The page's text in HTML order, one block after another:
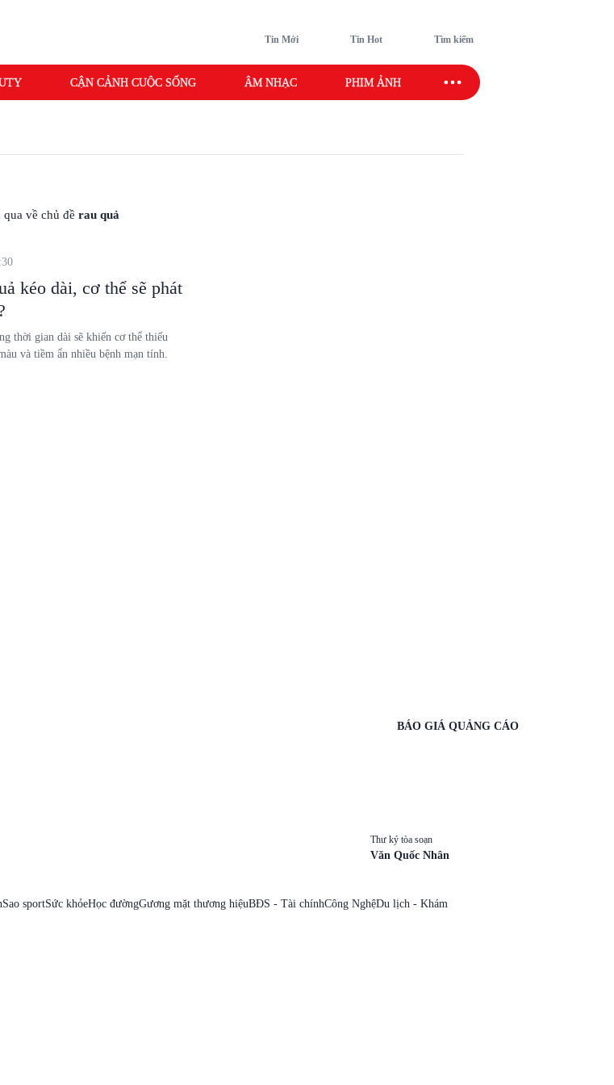
Tin Mới Tin Hot Tìm kiếm
CẬN CẢNH CUỘC SỐNG ÂM NHẠC PHIM ẢNH SAO SPORT
về chủ đề rau quả
kéo dài, cơ thể sẽ phát
thời gian dài sẽ khiến cơ thể thiếu
và tiềm ẩn nhiều bệnh mạn tính.
BÁO GIÁ QUẢNG CÁO
Thư ký tòa soạn
Văn Quốc Nhân
Sao sportSức khỏeHọc đườngGương mặt thương hiệuBĐS - Tài chínhCông NghệDu lịch - Khám